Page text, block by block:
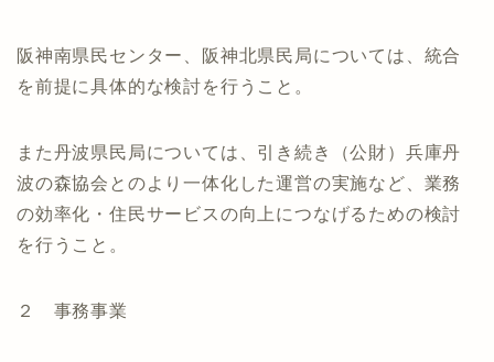
阪神南県民センター、阪神北県民局については、統合
を前提に具体的な検討を行うこと。
また丹波県民局については、引き続き（公財）兵庫丹
波の森協会とのより一体化した運営の実施など、業務
の効率化・住民サービスの向上につなげるための検討
を行うこと。
２ 事務事業